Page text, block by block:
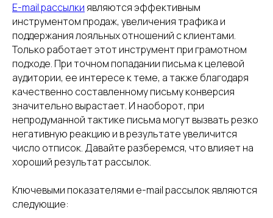
E-mail рассылки являются эффективным
инструментом продаж, увеличения трафика и
поддержания лояльных отношений с клиентами.
Только работает этот инструмент при грамотном
подходе. При точном попадании письма к целевой
аудитории, ее интересе к теме, а также благодаря
качественно составленному письму конверсия
значительно вырастает. И наоборот, при
непродуманной тактике письма могут вызвать резко
негативную реакцию и в результате увеличится
число отписок. Давайте разберемся, что влияет на
хороший результат рассылок.
Ключевыми показателями e-mail рассылок являются
следующие: